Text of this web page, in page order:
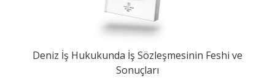
Deniz İş Hukukunda İş Sözleşmesinin Feshi ve
Sonuçları